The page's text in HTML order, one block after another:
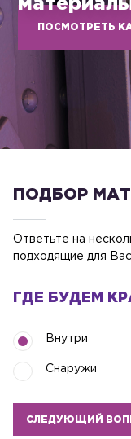
ПОСМОТРЕТЬ
ПОДБОР
Ответьте на
подходящие для
ГДЕ БУДЕМ
Внутри
Снаружи
СЛЕДУЮЩИЙ